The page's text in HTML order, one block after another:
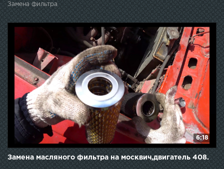
Замена фильтра
6:18
Замена масляного фильтра на москвич,двигатель 408.